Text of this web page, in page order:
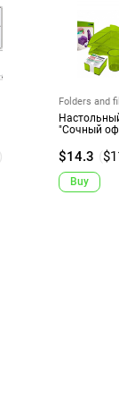
)
Folders and
"Сочный
$14.3 (
Buy